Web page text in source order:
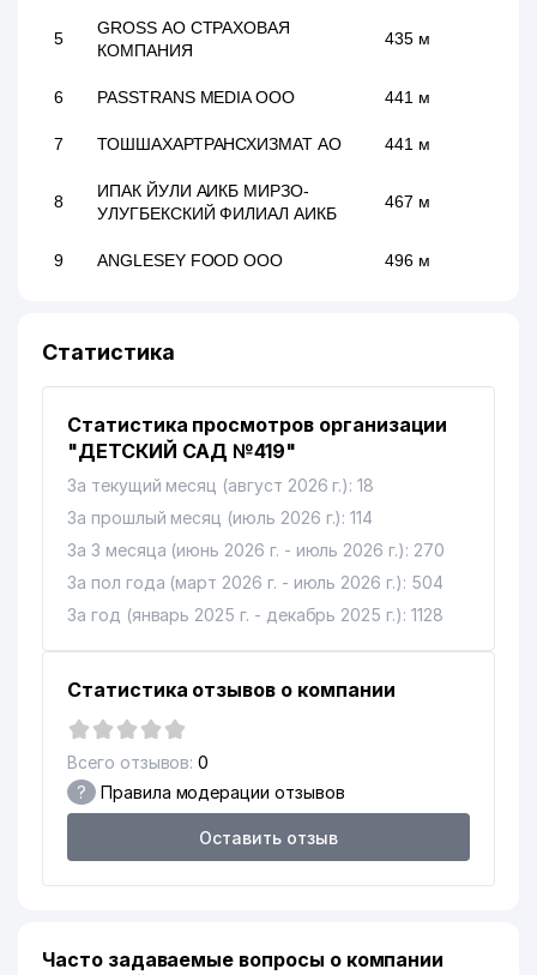
5
GROSS АО СТРАХОВАЯ
КОМПАНИЯ
435 м
6 PASSTRANS MEDIA ООО 441 м
7 ТОШШАХАРТРАНСХИЗМАТ АО 441 м
8
ИПАК ЙУЛИ АИКБ МИРЗО-
УЛУГБЕКСКИЙ ФИЛИАЛ АИКБ
467 м
9 ANGLESEY FOOD ООО 496 м
11 559 м
PARKER RUSSELL AUDIT OOO
АУДИТОРСКАЯ ОРГАНИЗАЦИЯ
13 CHATKAL MOUNTAINS ООО
14
PARKER RUSSELL FINANCE
ООО
582 м
16
17 ALBETA ИП
18 OOO Junior Transport
КАЗАХСКИЙ НАЦИОНАЛЬНЫЙ
КУЛЬТУРНЫЙ ЦЕНТР
УЗБЕКИСТАНА
Статистика
Статистика просмотров организации
"ДЕТСКИЙ САД №419"
За текущий месяц (август 2026 г.): 18
За прошлый месяц (июль 2026 г.): 114
За 3 месяца (июнь 2026 г. - июль 2026 г.): 270
За пол года (март 2026 г. - июль 2026 г.): 504
За год (январь 2025 г. - декабрь 2025 г.): 1128
Статистика отзывов о компании
Всего отзывов: 0
? Правила модерации отзывов
Оставить отзыв
Часто задаваемые вопросы о компании